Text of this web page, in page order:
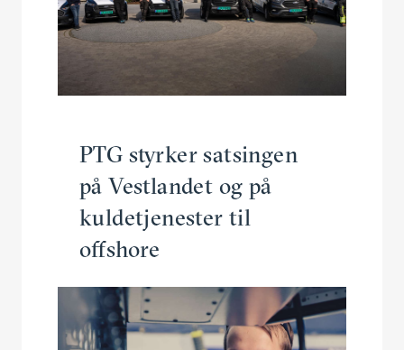
PTG styrker satsingen
på Vestlandet og på
kulde­tje­nester til
offshore